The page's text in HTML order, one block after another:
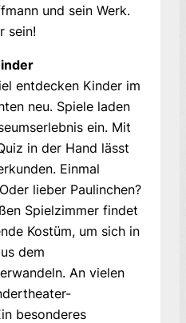
und sein Werk.
sein!
entdecken Kinder im
neu. Spiele laden
ein. Mit
in der Hand lässt
Einmal
lieber Paulinchen?
Spielzimmer findet
Kostüm, um sich in
dem
An vielen
besonderes